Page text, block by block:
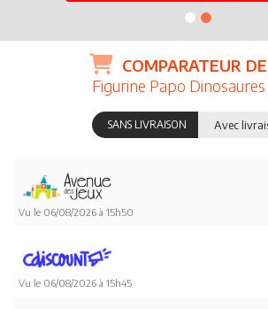
COMPARATEUR
Figurine Papo Dinosaures
SANS LIVRAISON Avec
Vu le 06/08/2026 à 15h50
Vu le 06/08/2026 à 15h45